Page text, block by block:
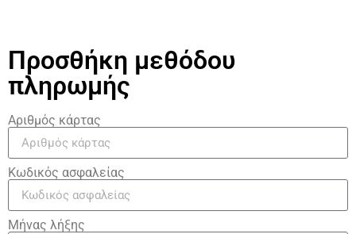
Προσθήκη μεθόδου
πληρωμής
Αριθμός κάρτας
Κωδικός ασφαλείας
Μήνας λήξης